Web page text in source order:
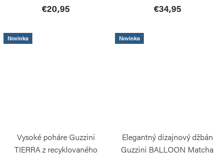
€20,95 €34,95
Novinka
Vysoké poháre Guzzini
TIERRA z recyklovaného
Novinka
Elegantný dizajnový džbán
Guzzini BALLOON Matcha